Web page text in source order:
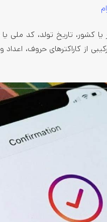
کشور، تاریخ تولد، کد
از کاراکترهای حروف، اعداد